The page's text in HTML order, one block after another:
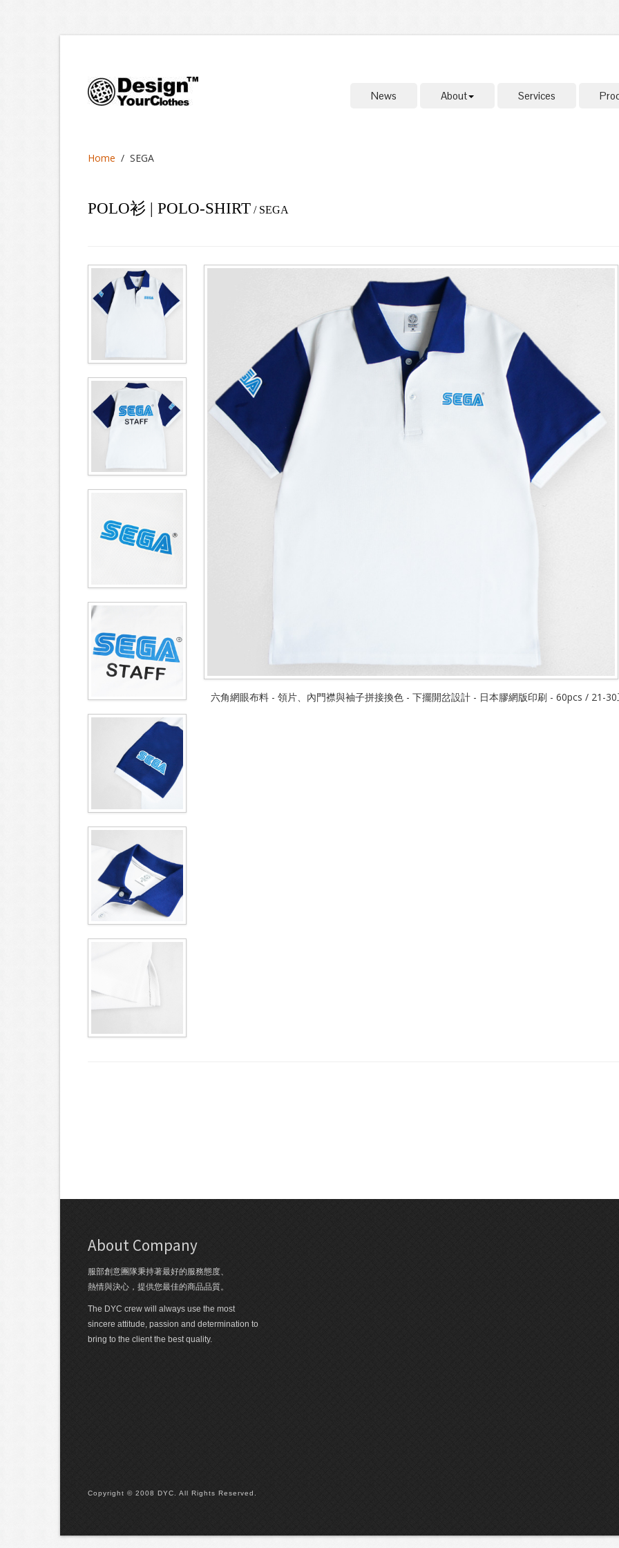
News About Services
Home / SEGA
POLO衫 | POLO-SHIRT / SEGA
六角網眼布料 - 領片、內門襟與袖子拼接換色 - 下擺開岔設計 - 日本膠網版印刷 - 60pcs / 21-
About Company
服部創意團隊秉持著最好的服務態度、
熱情與決心，提供您最佳的商品品質。
The DYC crew will always use the most
sincere attitude, passion and determination to
bring to the client the best quality.
Copyright © 2008 DYC. All Rights Reserved.